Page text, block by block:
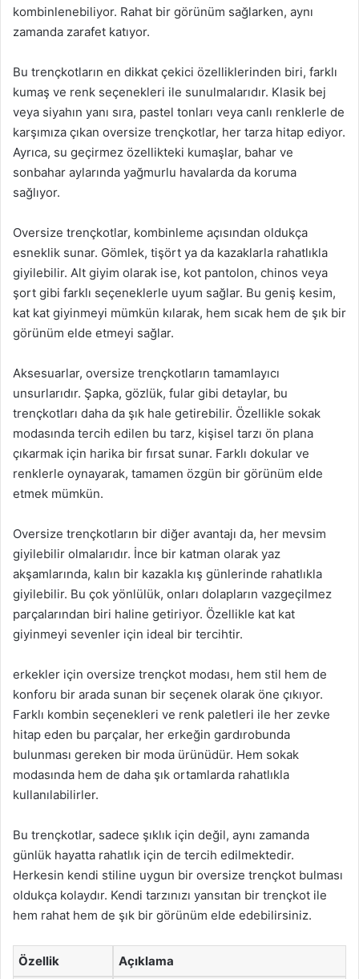
kombinlenebiliyor. Rahat bir görünüm sağlarken, aynı
zamanda zarafet katıyor.
Bu trençkotların en dikkat çekici özelliklerinden biri, farklı
kumaş ve renk seçenekleri ile sunulmalarıdır. Klasik bej
veya siyahın yanı sıra, pastel tonları veya canlı renklerle de
karşımıza çıkan oversize trençkotlar, her tarza hitap ediyor.
Ayrıca, su geçirmez özellikteki kumaşlar, bahar ve
sonbahar aylarında yağmurlu havalarda da koruma
sağlıyor.
Oversize trençkotlar, kombinleme açısından oldukça
esneklik sunar. Gömlek, tişört ya da kazaklarla rahatlıkla
giyilebilir. Alt giyim olarak ise, kot pantolon, chinos veya
şort gibi farklı seçeneklerle uyum sağlar. Bu geniş kesim,
kat kat giyinmeyi mümkün kılarak, hem sıcak hem de şık bir
görünüm elde etmeyi sağlar.
Aksesuarlar, oversize trençkotların tamamlayıcı
unsurlarıdır. Şapka, gözlük, fular gibi detaylar, bu
trençkotları daha da şık hale getirebilir. Özellikle sokak
modasında tercih edilen bu tarz, kişisel tarzı ön plana
çıkarmak için harika bir fırsat sunar. Farklı dokular ve
renklerle oynayarak, tamamen özgün bir görünüm elde
etmek mümkün.
Oversize trençkotların bir diğer avantajı da, her mevsim
giyilebilir olmalarıdır. İnce bir katman olarak yaz
akşamlarında, kalın bir kazakla kış günlerinde rahatlıkla
giyilebilir. Bu çok yönlülük, onları dolapların vazgeçilmez
parçalarından biri haline getiriyor. Özellikle kat kat
giyinmeyi sevenler için ideal bir tercihtir.
erkekler için oversize trençkot modası, hem stil hem de
konforu bir arada sunan bir seçenek olarak öne çıkıyor.
Farklı kombin seçenekleri ve renk paletleri ile her zevke
hitap eden bu parçalar, her erkeğin gardırobunda
bulunması gereken bir moda ürünüdür. Hem sokak
modasında hem de daha şık ortamlarda rahatlıkla
kullanılabilirler.
Bu trençkotlar, sadece şıklık için değil, aynı zamanda
günlük hayatta rahatlık için de tercih edilmektedir.
Herkesin kendi stiline uygun bir oversize trençkot bulması
oldukça kolaydır. Kendi tarzınızı yansıtan bir trençkot ile
hem rahat hem de şık bir görünüm elde edebilirsiniz.
Özellik Açıklama